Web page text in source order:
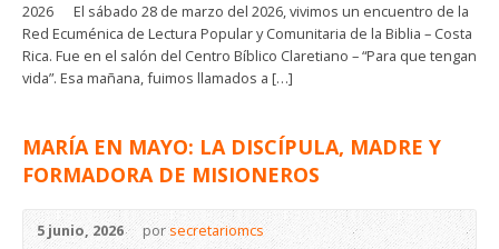
2026 El sábado 28 de marzo del 2026, vivimos un encuentro de la
Red Ecuménica de Lectura Popular y Comunitaria de la Biblia – Costa
Rica. Fue en el salón del Centro Bíblico Claretiano – “Para que tengan
vida”. Esa mañana, fuimos llamados a […]
MARÍA EN MAYO: LA DISCÍPULA, MADRE Y
FORMADORA DE MISIONEROS
5 junio, 2026 porsecretariomcs